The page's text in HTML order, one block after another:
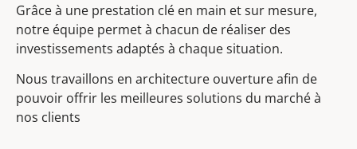
Grâce à une prestation clé en main et sur mesure,
notre équipe permet à chacun de réaliser des
investissements adaptés à chaque situation.
Nous travaillons en architecture ouverture afin de
pouvoir offrir les meilleures solutions du marché à
nos clients